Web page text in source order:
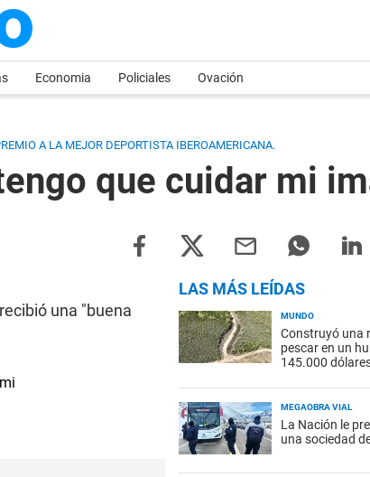
Economia Policiales Ovación
A LA MEJOR DEPORTISTA IBEROAMERICANA.
que cuidar mi
una "buena
LAS MÁS LEÍDAS
MUNDO
Construyó una
pescar en un
145.000
MEGAOBRA VIAL
La Nación le
una sociedad